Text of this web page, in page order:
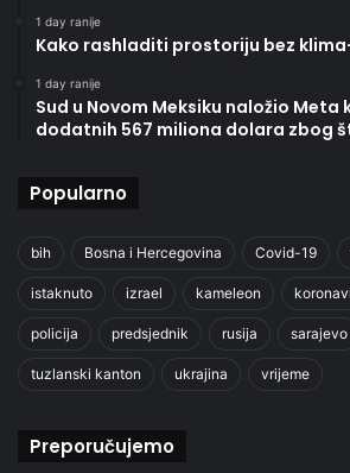
1 day ranije
Kako rashladiti prostoriju bez
1 day ranije
Sud u Novom Meksiku naložio
dodatnih 567 miliona dolara zbog
Popularno
bih Bosna i Hercegovina Covid-19
istaknuto izrael kameleon
policija predsjednik rusija sarajevo
tuzlanski kanton ukrajina vrijeme
Preporučujemo